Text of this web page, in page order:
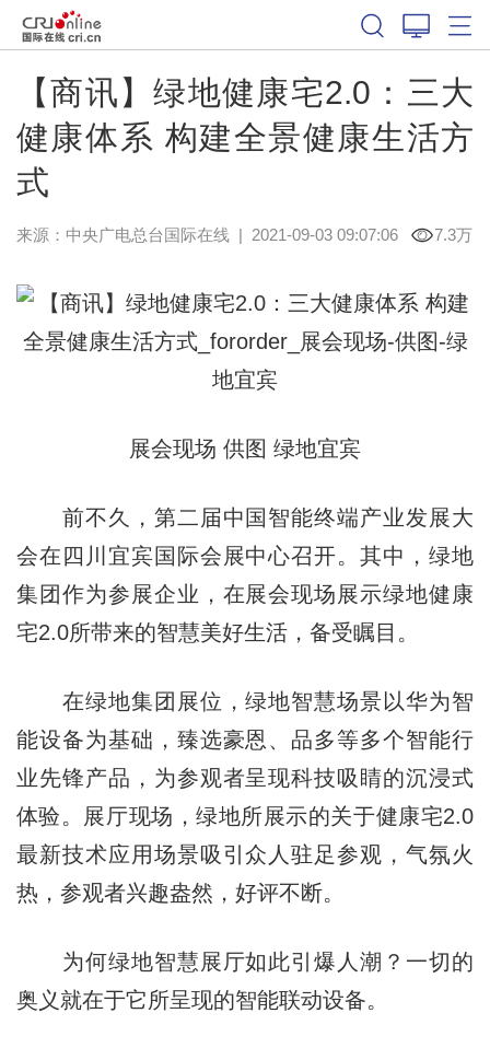
【商讯】绿地健康宅2.0：三大
健康体系 构建全景健康生活方
式
来源：中央广电总台国际在线| 2021-09-03 09:07:06 7.3万
展会现场 供图 绿地宜宾
前不久，第二届中国智能终端产业发展大
会在四川宜宾国际会展中心召开。其中，绿地
集团作为参展企业，在展会现场展示绿地健康
宅2.0所带来的智慧美好生活，备受瞩目。
在绿地集团展位，绿地智慧场景以华为智
能设备为基础，臻选豪恩、品多等多个智能行
业先锋产品，为参观者呈现科技吸睛的沉浸式
体验。展厅现场，绿地所展示的关于健康宅2.0
最新技术应用场景吸引众人驻足参观，气氛火
热，参观者兴趣盎然，好评不断。
为何绿地智慧展厅如此引爆人潮？一切的
奥义就在于它所呈现的智能联动设备。